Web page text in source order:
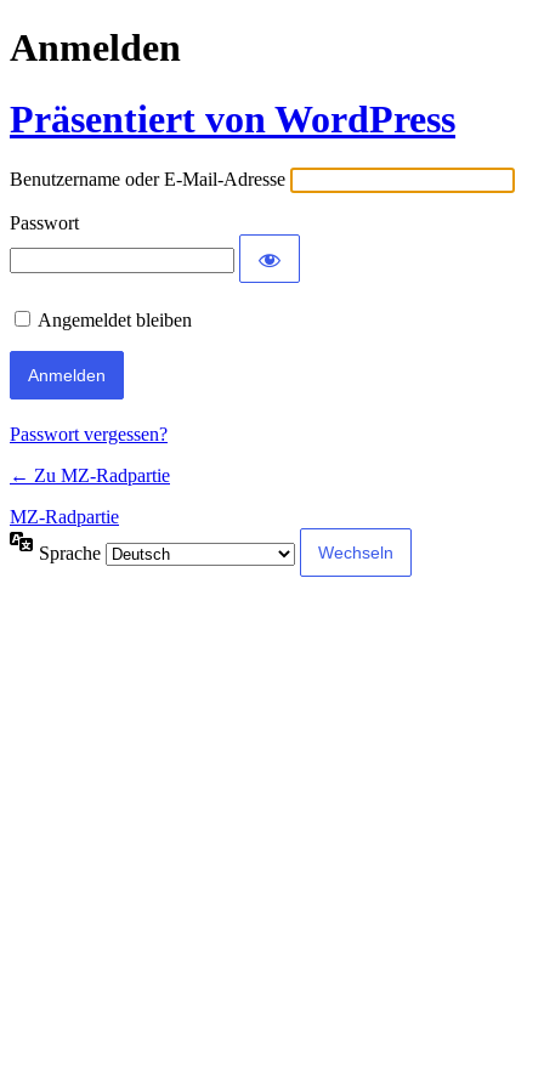
Anmelden
Präsentiert von WordPress
Benutzername oder E-Mail-Adresse
Passwort
Angemeldet bleiben
Passwort vergessen?
← Zu MZ-Radpartie
MZ-Radpartie
Sprache